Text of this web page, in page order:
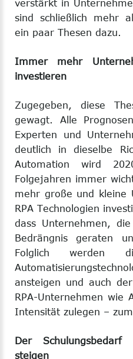
verstärkt in
sind schließlich mehr
ein paar Thesen dazu.
Immer mehr
investieren
Zugegeben, diese
gewagt. Alle
Experten und
deutlich in dieselbe
Automation wird
Folgejahren immer
mehr große und kleine
RPA Technologien
dass Unternehmen,
Bedrängnis geraten
Folglich werden
ansteigen und auch
RPA-Unternehmen wie
Intensität zulegen –
Der
steigen